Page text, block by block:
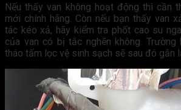
Nếu thấy van không hoạt động thì cần
mới chính hãng. Còn nếu bạn thấy van
tác kéo xả, hãy kiểm tra phốt cao su
của van có bị tắc nghẽn không.
tháo tấm lọc vệ sinh sạch sẽ sau đó gắn